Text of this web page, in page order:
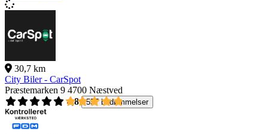
30,7 km
City Biler - CarSpot
Præstemarken 9 4700 Næstved
4,8
557 bedømmelser